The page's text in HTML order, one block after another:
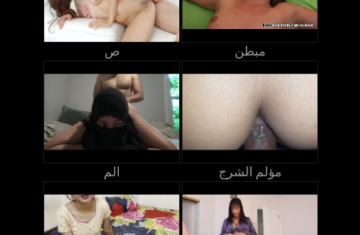
ص مبطن
الم مؤلم الشرج